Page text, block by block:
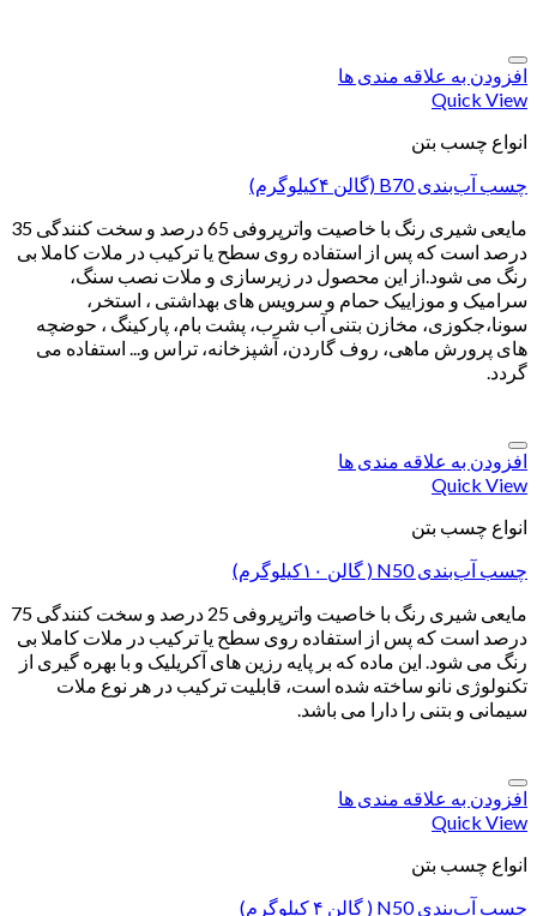
افزودن به علاقه مندی ها
Quick View
انواع چسب بتن
چسب آب‌بندی B70 (گالن ۴کیلوگرم)
مایعی شیری رنگ با خاصیت واترپروفی 65 درصد و سخت کنندگی 35
درصد است که پس از استفاده روی سطح یا ترکیب در ملات کاملا بی
رنگ می شود.از این محصول در زیرسازی و ملات نصب سنگ،
سرامیک و موزاییک حمام و سرویس های بهداشتی ، استخر،
سونا،جکوزی، مخازن بتنی آب شرب، پشت بام، پارکینگ ، حوضچه
های پرورش ماهی، روف گاردن، آشپزخانه، تراس و... استفاده می
گردد.
افزودن به علاقه مندی ها
Quick View
انواع چسب بتن
چسب آب‌بندی N50 ( گالن ۱۰کیلوگرم)
مایعی شیری رنگ با خاصیت واترپروفی 25 درصد و سخت کنندگی 75
درصد است که پس از استفاده روی سطح یا ترکیب در ملات کاملا بی
رنگ می شود. این ماده که بر پایه رزین های آکریلیک و با بهره گیری از
تکنولوژی نانو ساخته شده است، قابلیت ترکیب در هر نوع ملات
سیمانی و بتنی را دارا می باشد.
افزودن به علاقه مندی ها
Quick View
انواع چسب بتن
چسب آب‌بندی N50 ( گالن ۴ کیلوگرم)